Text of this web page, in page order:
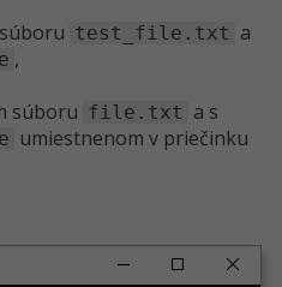
test_file.txt a
,
súboru file.txt a s
umiestnenom v priečinku